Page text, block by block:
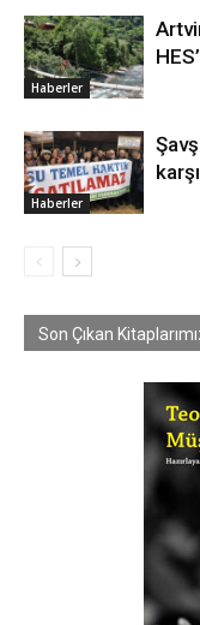
Haberler
Haberler
Son Çıkan